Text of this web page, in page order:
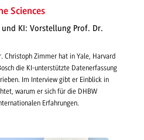
Sciences
KI: Vorstellung Prof. Dr.
Zimmer hat in Yale, Harvard
die KI-unterstützte Datenerfassung
Im Interview gibt er Einblick in
warum er sich für die DHBW
Erfahrungen.